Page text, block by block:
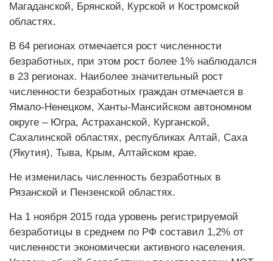
Магаданской, Брянской, Курской и Костромской
областях.
В 64 регионах отмечается рост численности
безработных, при этом рост более 1% наблюдался
в 23 регионах. Наиболее значительный рост
численности безработных граждан отмечается в
Ямало-Ненецком, Ханты-Мансийском автономном
округе – Югра, Астраханской, Курганской,
Сахалинской областях, республиках Алтай, Саха
(Якутия), Тыва, Крым, Алтайском крае.
Не изменилась численность безработных в
Рязанской и Пензенской областях.
На 1 ноября 2015 года уровень регистрируемой
безработицы в среднем по РФ составил 1,2% от
численности экономически активного населения.